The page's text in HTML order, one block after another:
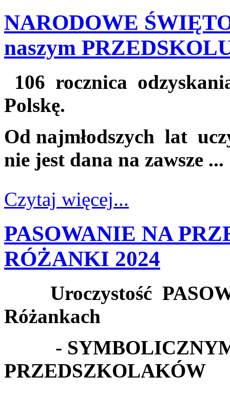
NARODOWE
naszym
106 rocznica
Polskę.
Od najmłodszych lat
nie jest dana na zawsze ...
Czytaj więcej...
PASOWANIE NA
RÓŻANKI 2024
Uroczystość
Różankach
- SYMBOLICZNYM
PRZEDSZKOLAKÓW